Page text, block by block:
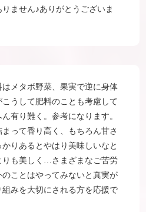
ません♪ありがとうございま
メタボ野菜、果実で逆に身体
うして肥料のことも考慮して
有り難く。参考になります。
って香り高く、もちろん甘さ
りあるとやはり美味しいなと
りも美しく…さまざまなご苦労
ことはやってみないと真実が
みを大切にされる方を応援で